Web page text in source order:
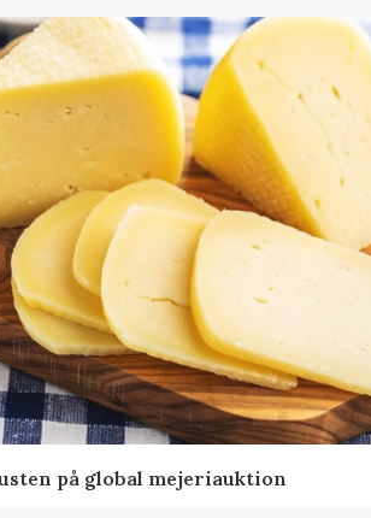
på global mejeriauktion